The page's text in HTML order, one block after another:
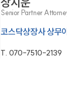
Senior Partner
코스닥상장사 상무
T. 070-7510-2139